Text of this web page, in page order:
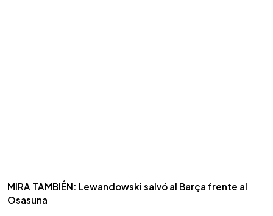
MIRA TAMBIÉN: Lewandowski salvó al Barça frente al
Osasuna